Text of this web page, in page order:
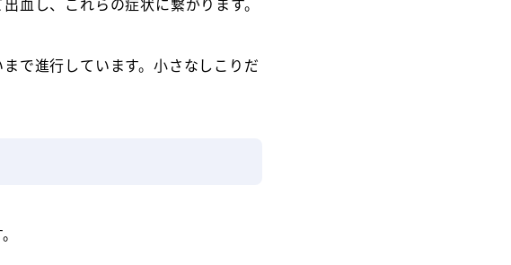
で進行しています。小さなしこりだ